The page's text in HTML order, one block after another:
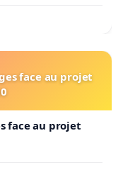
face au projet
face au projet